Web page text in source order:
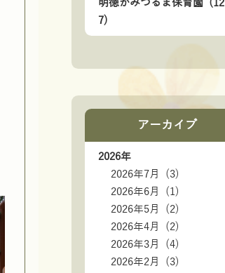
明徳かみつるま保育園 (12
7)
アーカイブ
2026年
2026年7月 (3)
2026年6月 (1)
2026年5月 (2)
2026年4月 (2)
2026年3月 (4)
2026年2月 (3)